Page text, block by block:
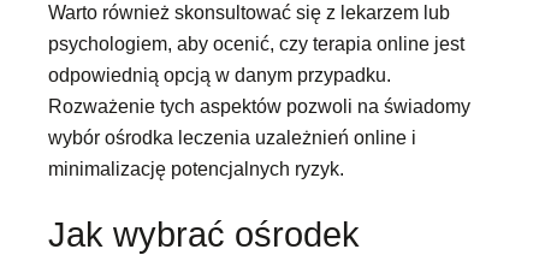
Warto również skonsultować się z lekarzem lub
psychologiem, aby ocenić, czy terapia online jest
odpowiednią opcją w danym przypadku.
Rozważenie tych aspektów pozwoli na świadomy
wybór ośrodka leczenia uzależnień online i
minimalizację potencjalnych ryzyk.
Jak wybrać ośrodek